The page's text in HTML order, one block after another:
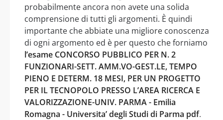
probabilmente ancora non avete una solida
comprensione di tutti gli argomenti. È quindi
importante che abbiate una migliore conoscenza
di ogni argomento ed è per questo che forniamo
l’esame CONCORSO PUBBLICO PER N. 2
FUNZIONARI-SETT. AMM.VO-GEST.LE, TEMPO
PIENO E DETERM. 18 MESI, PER UN PROGETTO
PER IL TECNOPOLO PRESSO L’AREA RICERCA E
VALORIZZAZIONE-UNIV. PARMA - Emilia
Romagna - Universita’ degli Studi di Parma pdf.